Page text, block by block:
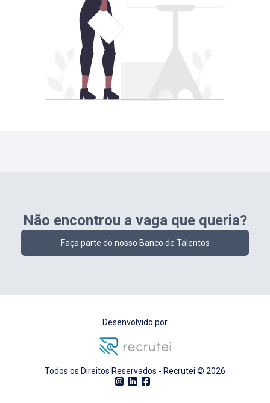
Não encontrou a vaga que queria?
Faça parte do nosso Banco de Talentos
Desenvolvido por
Todos os Direitos Reservados - Recrutei © 2026